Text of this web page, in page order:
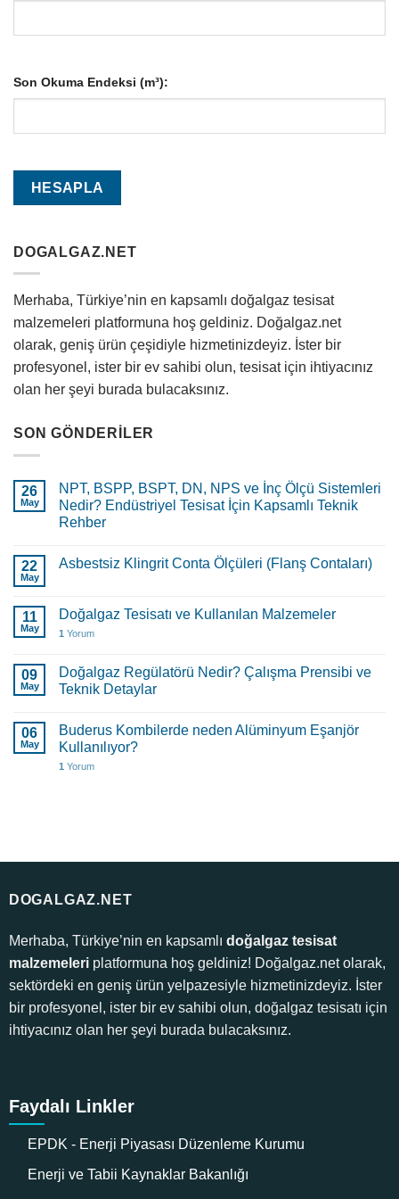
Son Okuma Endeksi (m³):
DOGALGAZ.NET
Merhaba, Türkiye’nin en kapsamlı doğalgaz tesisat
malzemeleri platformuna hoş geldiniz. Doğalgaz.net
olarak, geniş ürün çeşidiyle hizmetinizdeyiz. İster bir
profesyonel, ister bir ev sahibi olun, tesisat için ihtiyacınız
olan her şeyi burada bulacaksınız.
SON GÖNDERILER
26
May
NPT, BSPP, BSPT, DN, NPS ve İnç Ölçü Sistemleri
Nedir? Endüstriyel Tesisat İçin Kapsamlı Teknik
Rehber
22
May
Asbestsiz Klingrit Conta Ölçüleri (Flanş Contaları)
11
May
Doğalgaz Tesisatı ve Kullanılan Malzemeler
1 Yorum
09
May
Doğalgaz Regülatörü Nedir? Çalışma Prensibi ve
Teknik Detaylar
06
May
Buderus Kombilerde neden Alüminyum Eşanjör
Kullanılıyor?
1 Yorum
DOGALGAZ.NET
Merhaba, Türkiye’nin en kapsamlı doğalgaz tesisat
malzemeleriplatformuna hoş geldiniz! Doğalgaz.net olarak,
sektördeki en geniş ürün yelpazesiyle hizmetinizdeyiz. İster
bir profesyonel, ister bir ev sahibi olun, doğalgaz tesisatı için
ihtiyacınız olan her şeyi burada bulacaksınız.
Faydalı Linkler
EPDK - Enerji Piyasası Düzenleme Kurumu
Enerji ve Tabii Kaynaklar Bakanlığı